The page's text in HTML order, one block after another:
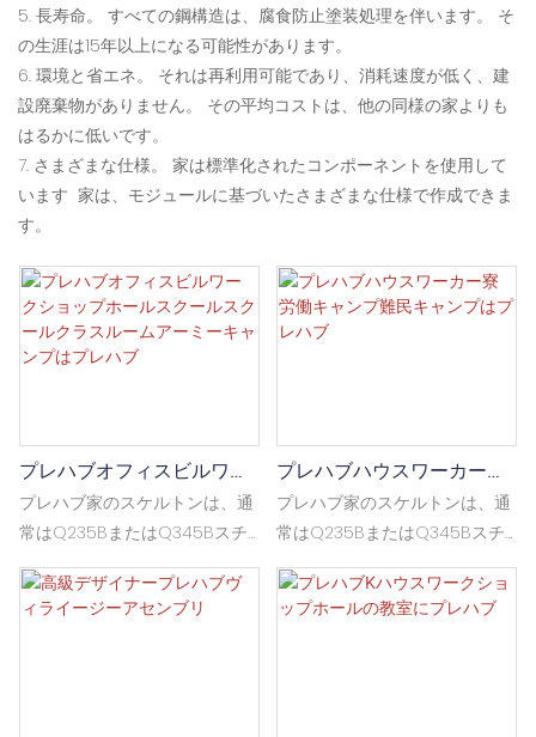
5. 長寿命。 すべての鋼構造は、腐食防止塗装処理を伴います。 そ
の生涯は15年以上になる可能性があります。
6. 環境と省エネ。 それは再利用可能であり、消耗速度が低く、建
設廃棄物がありません。 その平均コストは、他の同様の家よりも
はるかに低いです。
7. さまざまな仕様。 家は標準化されたコンポーネントを使用して
います 家は、モジュールに基づいたさまざまな仕様で作成できま
す。
プレハブオフィスビルワー
クショップホールスクール
スクールクラスルームアー
プレハブ家のスケルトンは、通
常はQ235BまたはQ345Bスチ
ールである軽い鋼構造でできて
います。これは、溶接またはボ
ルトで溶接またはボルトで、安
プレハブハウスワーカー寮
労働キャンプ難民キャンプ
はプレハブ
プレハブ家のスケルトンは、通
常はQ235BまたはQ345Bスチ
ールである軽い鋼構造でできて
います。これは、溶接またはボ
ルトで溶接またはボルトで、安